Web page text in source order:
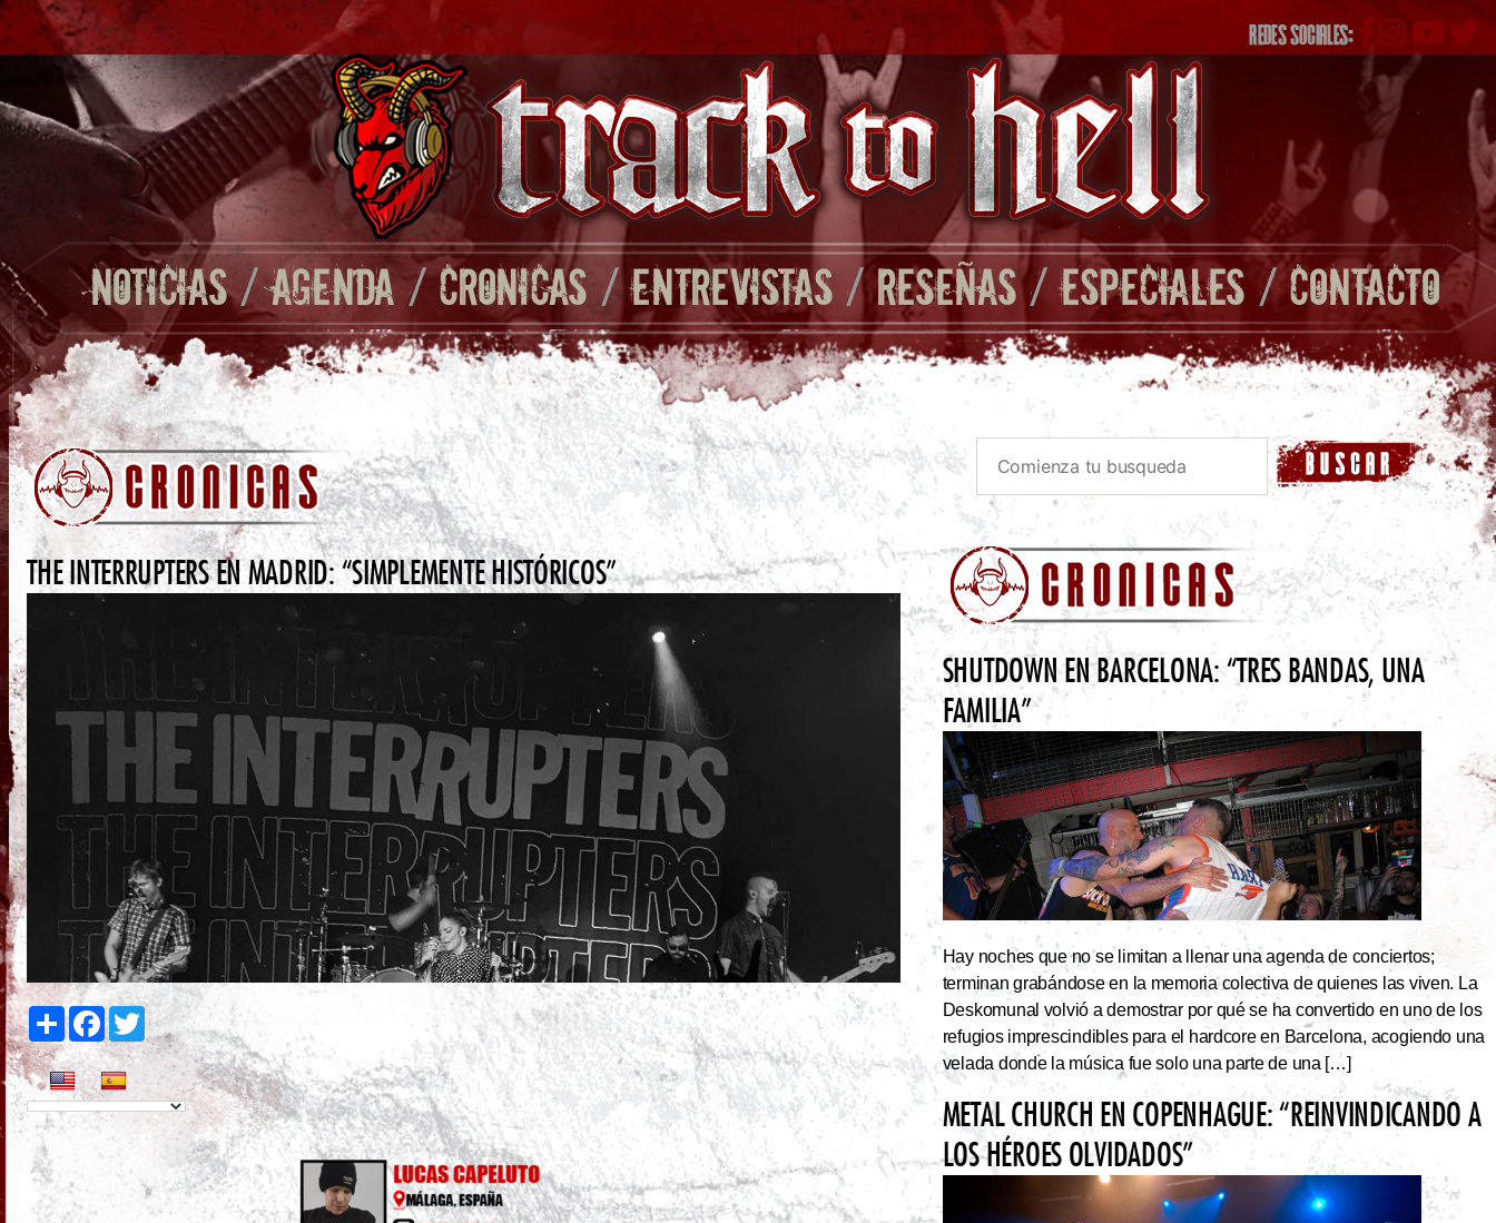
REDES SOCIALES:
NOTICIAS/AGENDA/CRONICAS/ENTREVISTAS /RESEÑAS/ESPECIALES /CONTACTO
THE INTERRUPTERS EN MADRID: “SIMPLEMENTE HISTÓRICOS”
S
h
a
r
e
F
a
c
e
b
o
o
k
T
w
i
e
r
SHUTDOWN EN BARCELONA: “TRES BANDAS, UNA
FAMILIA”
Hay noches que no se limitan a llenar una agenda de conciertos;
terminan grabándose en la memoria colectiva de quienes las viven. La
Deskomunal volvió a demostrar por qué se ha convertido en uno de los
refugios imprescindibles para el hardcore en Barcelona, acogiendo una
velada donde la música fue solo una parte de una […]
METAL CHURCH EN COPENHAGUE: “REINVINDICANDO A
LOS HÉROES OLVIDADOS”